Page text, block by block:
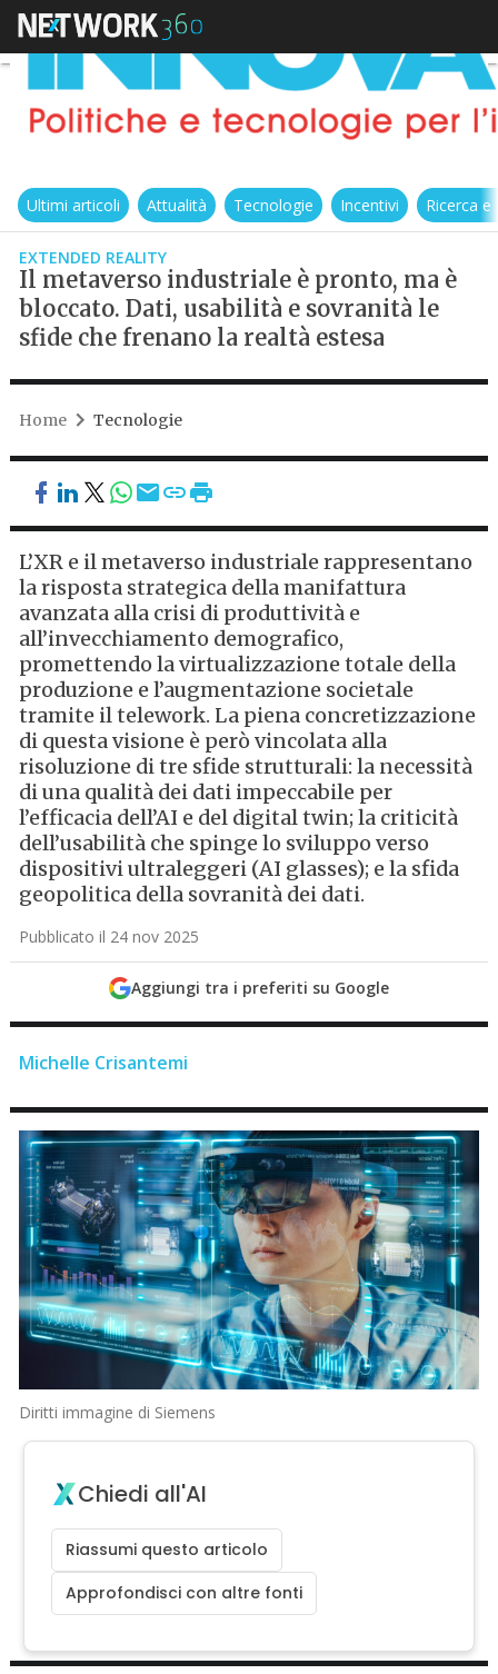
Ultimi articoli Attualità Tecnologie Incentivi Ricerca
EXTENDED REALITY
Il metaverso industriale è pronto, ma è
bloccato. Dati, usabilità e sovranità le
sfide che frenano la realtà estesa
Home Tecnologie
L’XR e il metaverso industriale rappresentano
la risposta strategica della manifattura
avanzata alla crisi di produttività e
all’invecchiamento demografico,
promettendo la virtualizzazione totale della
produzione e l’augmentazione societale
tramite il telework. La piena concretizzazione
di questa visione è però vincolata alla
risoluzione di tre sfide strutturali: la necessità
di una qualità dei dati impeccabile per
l’efficacia dell’AI e del digital twin; la criticità
dell’usabilità che spinge lo sviluppo verso
dispositivi ultraleggeri (AI glasses); e la sfida
geopolitica della sovranità dei dati.
Pubblicato il 24 nov 2025
Aggiungi tra i preferiti su Google
Michelle Crisantemi
Diritti immagine di Siemens
Chiedi all'AI
Riassumi questo articolo
Approfondisci con altre fonti